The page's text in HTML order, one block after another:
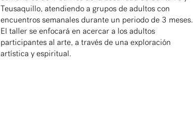
Teusaquillo, atendiendo a grupos de adultos con
encuentros semanales durante un periodo de 3 meses.
El taller se enfocará en acercar a los adultos
participantes al arte, a través de una exploración
artística y espiritual.